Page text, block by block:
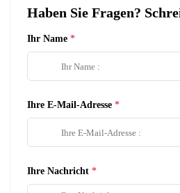
Haben Sie Fragen?
Ihr Name
Ihre E-Mail-Adresse
Ihre Nachricht